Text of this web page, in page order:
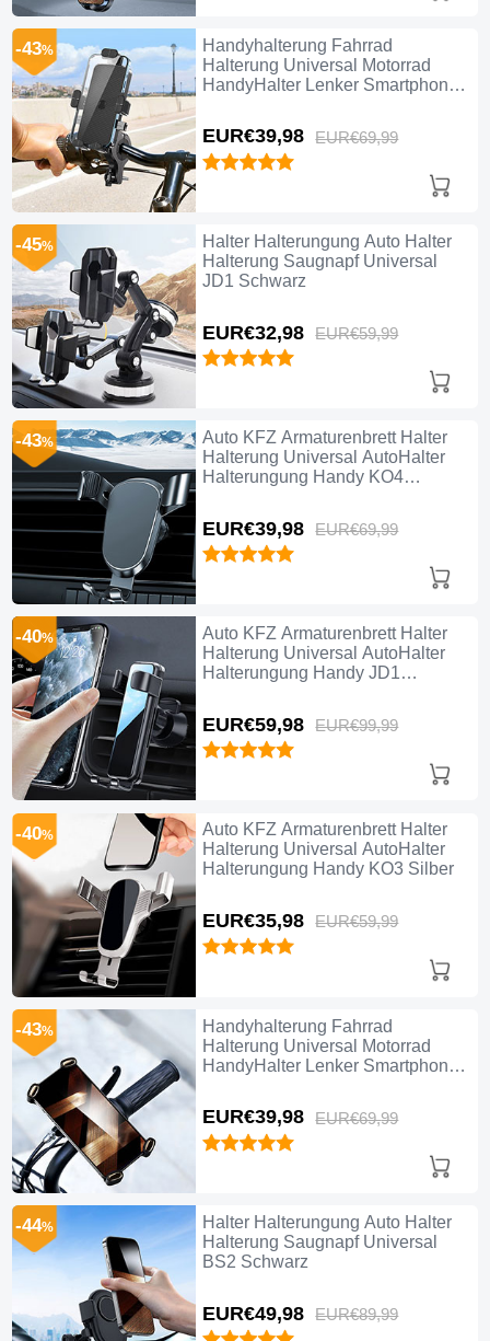
Handyhalterung Fahrrad
Halterung Universal Motorrad
HandyHalter Lenker Smartphone
EUR€39,98 EUR€69,99
-43%
Halter Halterungung Auto Halter
Halterung Saugnapf Universal
JD1 Schwarz
EUR€32,98 EUR€59,99
-45%
Auto KFZ Armaturenbrett Halter
Halterung Universal AutoHalter
Halterungung Handy KO4
EUR€39,98 EUR€69,99
-43%
Auto KFZ Armaturenbrett Halter
Halterung Universal AutoHalter
Halterungung Handy JD1
EUR€59,98 EUR€99,99
-40%
Auto KFZ Armaturenbrett Halter
Halterung Universal AutoHalter
Halterungung Handy KO3 Silber
EUR€35,98 EUR€59,99
-40%
Handyhalterung Fahrrad
Halterung Universal Motorrad
HandyHalter Lenker Smartphone
EUR€39,98 EUR€69,99
-43%
Halter Halterungung Auto Halter
Halterung Saugnapf Universal
BS2 Schwarz
EUR€49,98 EUR€89,99
-44%